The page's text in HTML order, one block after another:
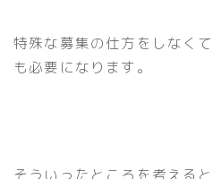
特殊な募集の仕方をしなく
も必要になります。
そういったところを考える